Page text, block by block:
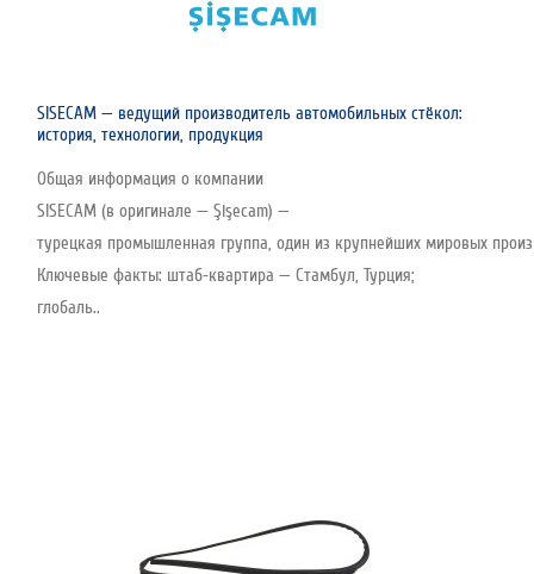
SISECAM — ведущий производитель автомобильных стёкол:
история, технологии, продукция
Общая информация о компании
SISECAM (в оригинале — Şişecam) —
турецкая промышленная группа, один из крупнейших мировых
Ключевые факты: штаб‑квартира — Стамбул, Турция;
глобаль..